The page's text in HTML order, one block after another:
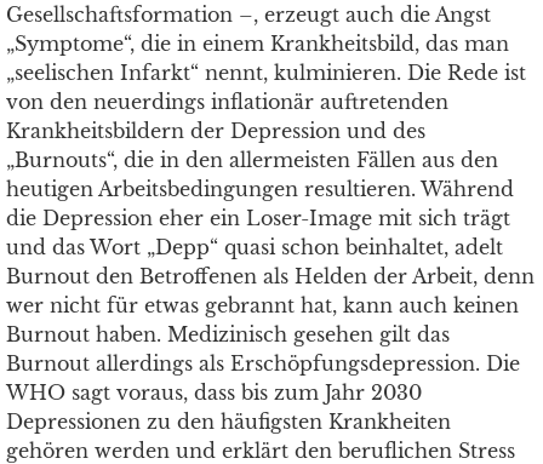
Gesellschaftsformation –, erzeugt auch die Angst
„Symptome“, die in einem Krankheitsbild, das man
„seelischen Infarkt“ nennt, kulminieren. Die Rede ist
von den neuerdings inflationär auftretenden
Krankheitsbildern der Depression und des
„Burnouts“, die in den allermeisten Fällen aus den
heutigen Arbeitsbedingungen resultieren. Während
die Depression eher ein Loser-Image mit sich trägt
und das Wort „Depp“ quasi schon beinhaltet, adelt
Burnout den Betroffenen als Helden der Arbeit, denn
wer nicht für etwas gebrannt hat, kann auch keinen
Burnout haben. Medizinisch gesehen gilt das
Burnout allerdings als Erschöpfungsdepression. Die
WHO sagt voraus, dass bis zum Jahr 2030
Depressionen zu den häufigsten Krankheiten
gehören werden und erklärt den beruflichen Stress